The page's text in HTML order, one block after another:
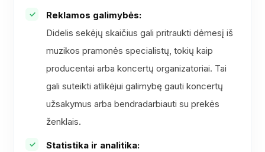
Reklamos galimybės:
Didelis sekėjų skaičius gali pritraukti dėmesį iš
muzikos pramonės specialistų, tokių kaip
producentai arba koncertų organizatoriai. Tai
gali suteikti atlikėjui galimybę gauti koncertų
užsakymus arba bendradarbiauti su prekės
ženklais.
Statistika ir analitika: